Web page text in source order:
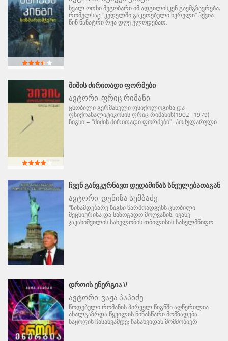
ხვალ ოთხი მეგობარი იმ ადგილისკენ გაემგზავრება,
რომელსაც "კედელში გაკეთებული ხვრელი" ჰქვია.
წინ ნანატრი რვა დღე ელოდებათ.
ᲨᲘᲨᲘᲡ ᲫᲘᲠᲘᲗᲐᲓᲘ ᲤᲝᲠᲛᲔᲑᲘ
ავტორი: ფრიც რიმანი
ცნობილი გერმანელი ფსიქოლოგისა და
ფსიქოანალიტიკოსის ფრიც რიმანის(1902–1979)
წიგნი – "შიშის ძირითადი ფორმები" . პოპულარული
ᲩᲕᲔᲜ ᲒᲐᲜᲕᲙᲣᲠᲜᲐᲕᲗ ᲓᲔᲓᲐᲛᲘᲬᲐᲡ ᲡᲜᲔᲣᲚᲔᲑᲐᲗᲐᲒᲐᲜ
ავტორი: დენიზა სუმბაძე
"წინამდებარე წიგნი წარმოადგენს ცნობილი
მეცნიერისა და საზოგადო მოღვაწის, ივანე
ჯავახიშვილის სახელობის თბილისის სახელმწიფო
ᲓᲠᲝᲘᲡ ᲔᲜᲔᲠᲒᲘᲐ V
ავტორი: ვაჟა პაპიძე
წოდებული რომანის პირველ წიგნში აღწერილია
ახალგაზრდა წყვილის წინასწარი მომზადება
ნაყოფის ჩასახვამდე; ჩასახვიდან მომშობიერ